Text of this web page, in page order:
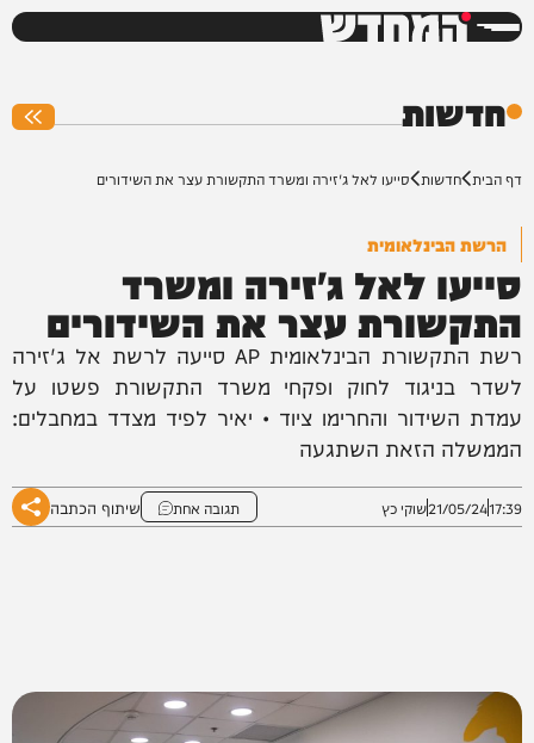
המחדש
חדשות
דף הבית חדשות סייעו לאל ג'זירה ומשרד התקשורת עצר את השידורים
הרשת הבינלאומית
סייעו לאל ג'זירה ומשרד
התקשורת עצר את השידורים
רשת התקשורת הבינלאומית AP סייעה לרשת אל ג'זירה
לשדר בניגוד לחוק ופקחי משרד התקשורת פשטו על
עמדת השידור והחרימו ציוד • יאיר לפיד מצדד במחבלים:
הממשלה הזאת השתגעה
17:39
21/05/24שוקי כץ תגובה אחת שיתוף הכתבה